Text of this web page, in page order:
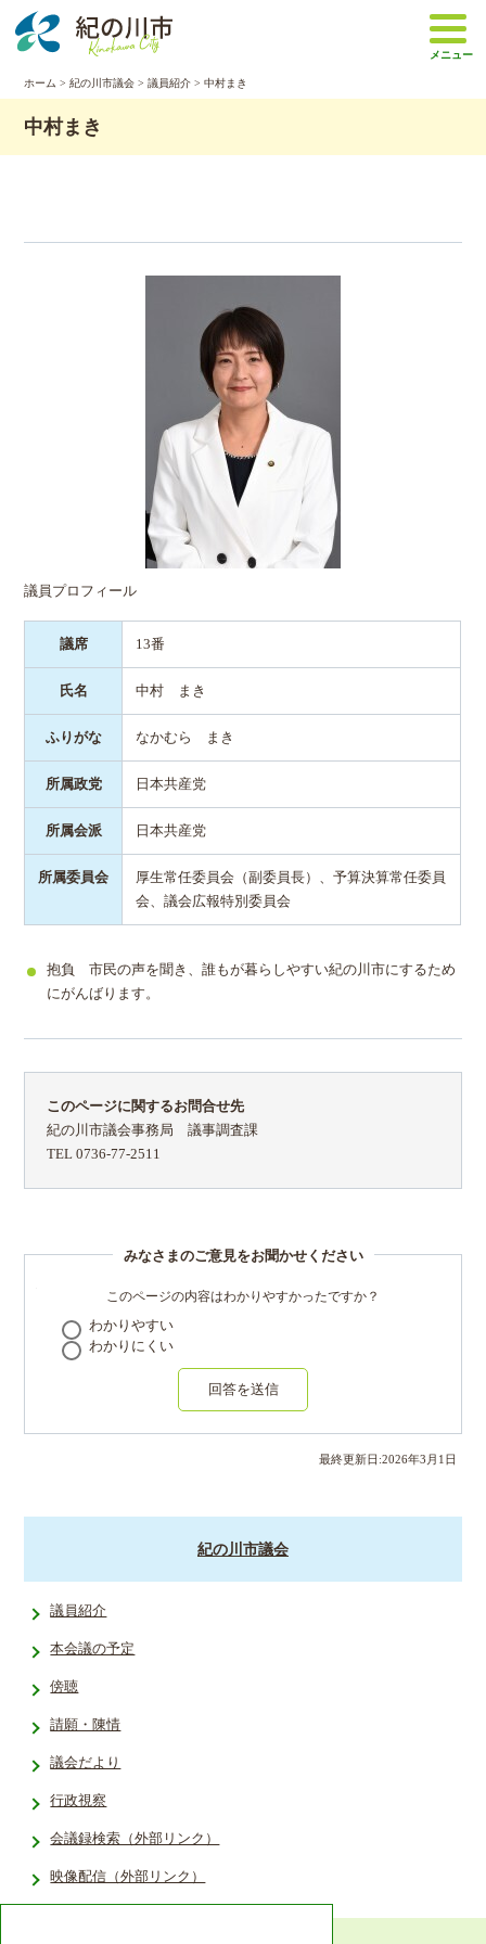
メニュー
ホーム >紀の川市議会 >議員紹介 > 中村まき
中村まき
議員プロフィール
議席 13番
氏名 中村 まき
ふりがな なかむら まき
所属政党 日本共産党
所属会派 日本共産党
所属委員会
厚生常任委員会（副委員長）、予算決算常任委員
会、議会広報特別委員会
抱負 市民の声を聞き、誰もが暮らしやすい紀の川市にするため
にがんばります。
このページに関するお問合せ先
紀の川市議会事務局 議事調査課
TEL 0736-77-2511
みなさまのご意見をお聞かせください
このページの内容はわかりやすかったですか？
わかりやすい
わかりにくい
回答を送信
最終更新日:2026年3 月 1 日
紀の川市議会
議員紹介
本会議の予定
傍聴
請願・陳情
議会だより
行政視察
会議録検索（外部リンク）
映像配信（外部リンク）